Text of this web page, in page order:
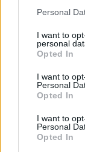
Personal
I want to
personal
Opted In
I want to
Personal
Opted In
I want to
Personal
Opted In
στην
προσέλκυση
06/08/2026 - 15:46